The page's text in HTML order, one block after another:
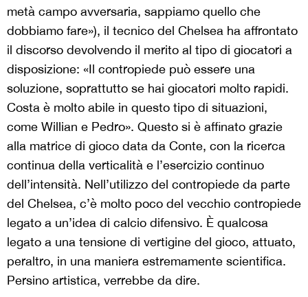
metà campo avversaria, sappiamo quello che
dobbiamo fare»), il tecnico del Chelsea ha affrontato
il discorso devolvendo il merito al tipo di giocatori a
disposizione: «Il contropiede può essere una
soluzione, soprattutto se hai giocatori molto rapidi.
Costa è molto abile in questo tipo di situazioni,
come Willian e Pedro». Questo si è affinato grazie
alla matrice di gioco data da Conte, con la ricerca
continua della verticalità e l’esercizio continuo
dell’intensità. Nell’utilizzo del contropiede da parte
del Chelsea, c’è molto poco del vecchio contropiede
legato a un’idea di calcio difensivo. È qualcosa
legato a una tensione di vertigine del gioco, attuato,
peraltro, in una maniera estremamente scientifica.
Persino artistica, verrebbe da dire.